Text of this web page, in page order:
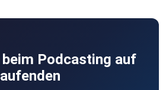
beim Podcasting auf